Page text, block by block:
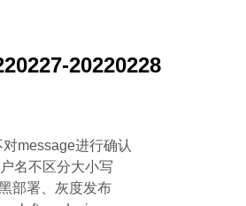
20220228
message进行确认
名不区分大小写
部署、灰度发布